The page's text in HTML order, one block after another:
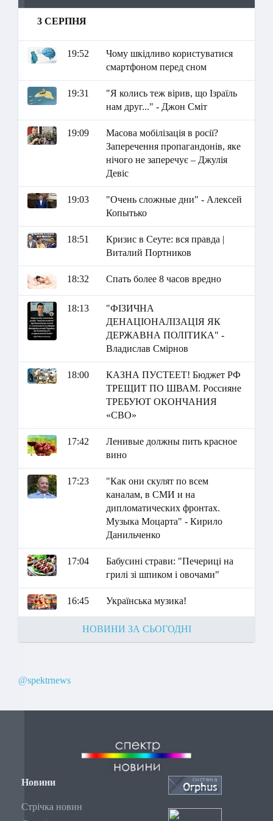
3 СЕРПНЯ
19:52
Чому шкідливо користуватися
смартфоном перед сном
19:31
"Я колись теж вірив, що Ізраїль
нам друг..." - Джон Сміт
19:09
Масова мобілізація в росії?
Заперечення пропагандонів, яке
нічого не заперечує – Джулія
Девіс
19:03
"Очень сложные дни" - Алексей
Копытько
18:51
Кризис в Сеуте: вся правда |
Виталий Портников
18:32 Спать более 8 часов вредно
18:13
"ФІЗИЧНА
ДЕНАЦІОНАЛІЗАЦІЯ ЯК
ДЕРЖАВНА ПОЛІТИКА" -
Владислав Смірнов
18:00
КАЗНА ПУСТЕЕТ! Бюджет РФ
ТРЕЩИТ ПО ШВАМ. Россияне
ТРЕБУЮТ ОКОНЧАНИЯ
«СВО»
17:42
Ленивые должны пить красное
вино
17:23
"Как они скулят по всем
каналам, в СМИ и на
дипломатических фронтах.
Музыка Моцарта" - Кирило
Данильченко
17:04
Бабусині страви: "Печериці на
грилі зі шпиком і овочами"
16:45 Українська музика!
НОВИНИ ЗА СЬОГОДНІ
@spektrnews
Новини
Стрічка новин